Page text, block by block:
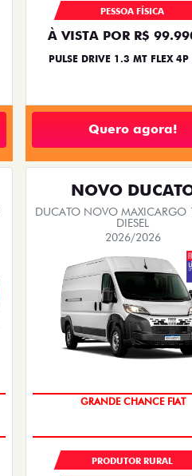
PESSOA FÍSICA
À VISTA POR R$
PULSE DRIVE 1.3 MT FLEX
Quero agora!
NOVO
DUCATO NOVO MAXICARGO
DIESEL
2026/2026
OPORTUNIDADE
PRODUTOR RURAL